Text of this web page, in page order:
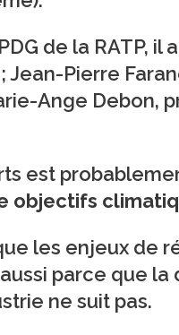
de la RATP,
Jean-Pierre
Ange Debon,
est
objectifs
les enjeux de
parce que
ne suit pas.